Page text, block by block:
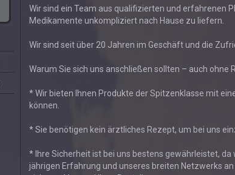
Wir sind ein Team aus qualifizierten und erfahrenen
Medikamente unkompliziert nach Hause zu liefern.
Wir sind seit über 20 Jahren im Geschäft und die
Warum Sie sich uns anschließen sollten – auch ohne
* Wir bieten Ihnen Produkte der Spitzenklasse mit
können.
* Sie benötigen kein ärztliches Rezept, um bei uns
* Ihre Sicherheit ist bei uns bestens gewährleistet,
jährigen Erfahrung und unseres breiten Netzwerks